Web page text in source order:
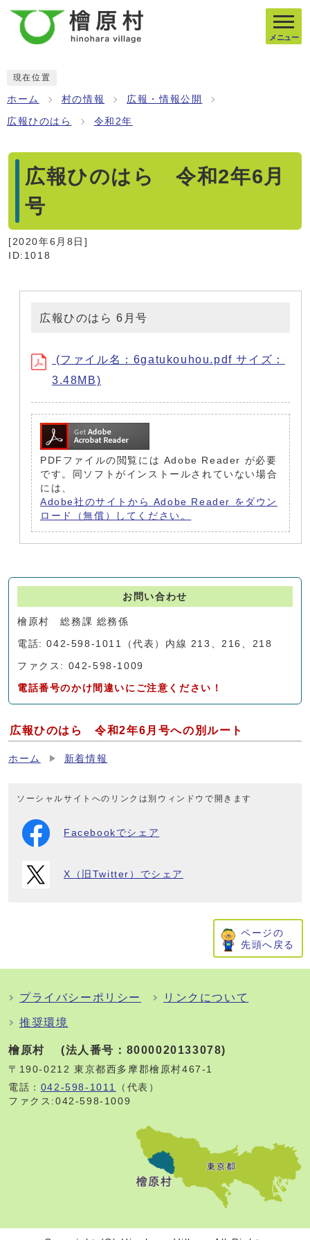
メニュー
現在位置
ホーム 村の情報 広報・情報公開
広報ひのはら 令和2年
広報ひのはら 令和2年6月
号
[2020年6月8日]
ID:1018
広報ひのはら 6月号
(ファイル名：6gatukouhou.pdf サイズ：
3.48MB)
PDFファイルの閲覧には Adobe Reader が必要
です。同ソフトがインストールされていない場合
には、
Adobe社のサイトから Adobe Reader をダウン
ロード（無償）してください。
お問い合わせ
檜原村 総務課 総務係
電話: 042-598-1011（代表）内線 213、216、218
ファクス: 042-598-1009
電話番号のかけ間違いにご注意ください！
広報ひのはら 令和2年6月号への別ルート
ホーム 新着情報
ソーシャルサイトへのリンクは別ウィンドウで開きます
Facebookでシェア
X（旧Twitter）でシェア
ページの
先頭へ戻る
プライバシーポリシー リンクについて
推奨環境
檜原村 (法人番号：8000020133078)
〒190-0212 東京都西多摩郡檜原村467-1
電話： 042-598-1011
（代表）
ファクス:042-598-1009